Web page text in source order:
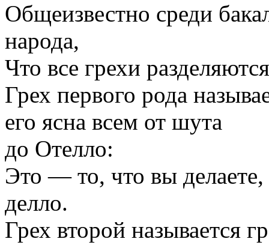
Общеизвестно среди
народа,
Что все грехи
Грех первого рода
его ясна всем от шута
до Отелло:
Это — то, что вы делаете,
делло.
Грех второй называется